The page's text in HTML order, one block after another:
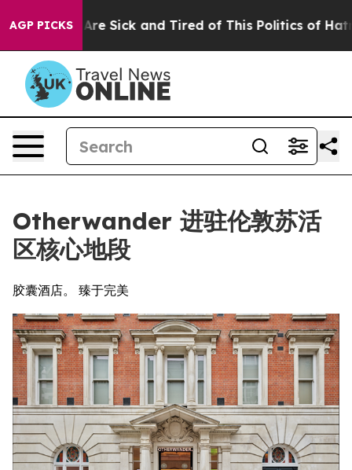
AGP PICKS
Are Sick and Tired of This Politics of Hatred”
Otherwander 进驻伦敦苏活
区核心地段
胶囊酒店。 臻于完美